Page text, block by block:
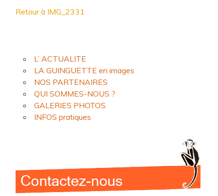
Retour à IMG_2331
L’ ACTUALITE
LA GUINGUETTE en images
NOS PARTENAIRES
QUI SOMMES-NOUS ?
GALERIES PHOTOS
INFOS pratiques